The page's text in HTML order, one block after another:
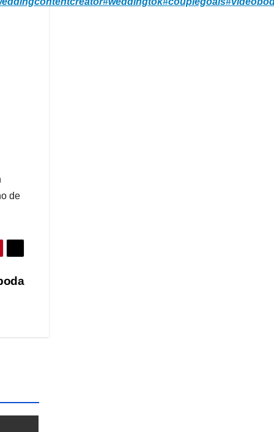
de